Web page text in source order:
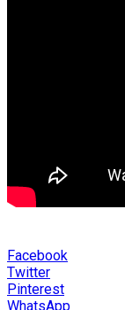
Facebook
Twitter
Pinterest
WhatsApp